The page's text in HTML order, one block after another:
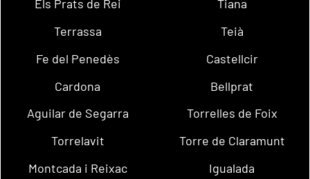
Els Prats de Rei
Tiana
Terrassa
Teià
Fe del Penedès
Castellcir
Cardona
Bellprat
Aguilar de Segarra
Torrelles de Foix
Torrelavit
Torre de Claramunt
Montcada i Reixac
Igualada